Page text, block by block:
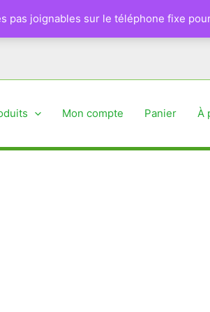
pas joignables sur le téléphone fixe
Mon compte Panier À